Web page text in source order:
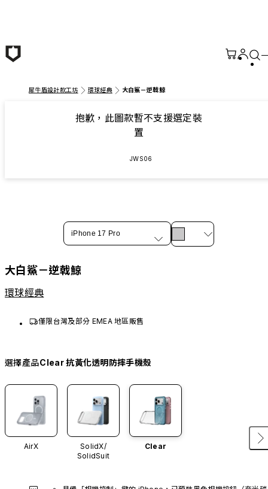
犀牛盾設計款工坊 環球經典 大白鯊－逆戟鯨
抱歉，此圖款暫不支援選定裝
置
JWS06
iPhone 17 Pro
大白鯊－逆戟鯨
環球經典
僅限台灣及部分 EMEA 地區販售
選擇產品Clear 抗黃化透明防摔手機殼
AirX
SolidX/
SolidSuit
Clear